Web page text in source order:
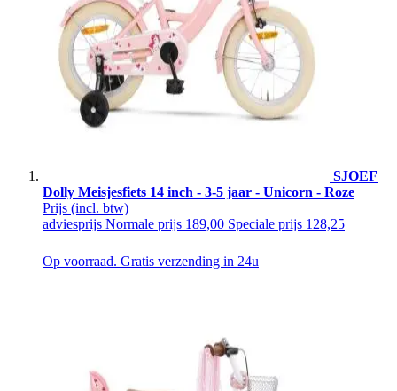
SJOEF
Dolly Meisjesfiets 14 inch - 3-5 jaar - Unicorn - Roze
Prijs (incl. btw)
adviesprijs Normale prijs 189,00 Speciale prijs 128,25
Op voorraad. Gratis verzending in 24u